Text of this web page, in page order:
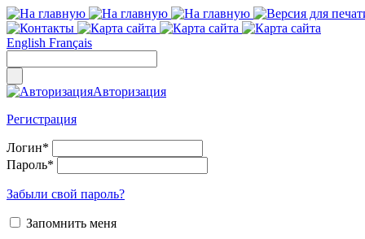
English Français
Авторизация
Регистрация
Логин*
Пароль*
Забыли свой пароль?
Запомнить меня